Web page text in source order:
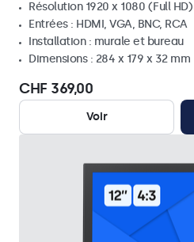
Résolution 1920 x 1080 (Full HD)
Entrées : HDMI, VGA, BNC, RCA
Installation : murale et bureau
Dimensions : 284 x 179 x 32 mm
CHF 369,00
Voir